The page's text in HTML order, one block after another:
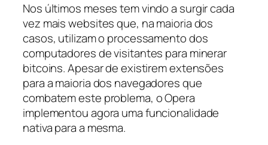
Nos últimos meses tem vindo a surgir cada
vez mais websites que, na maioria dos
casos, utilizam o processamento dos
computadores de visitantes para minerar
bitcoins. Apesar de existirem extensões
para a maioria dos navegadores que
combatem este problema, o Opera
implementou agora uma funcionalidade
nativa para a mesma.